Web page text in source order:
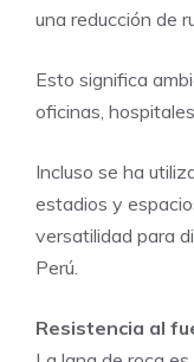
una reducción de
Esto significa
oficinas,
Incluso se ha
estadios y
versatilidad para
Perú.
Resistencia al